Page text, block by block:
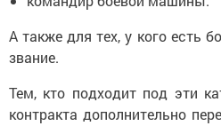
звание.
контракта дополнительно